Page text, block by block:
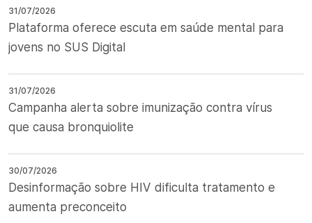
31/07/2026
Plataforma oferece escuta em saúde mental para
jovens no SUS Digital
31/07/2026
Campanha alerta sobre imunização contra vírus
que causa bronquiolite
30/07/2026
Desinformação sobre HIV dificulta tratamento e
aumenta preconceito